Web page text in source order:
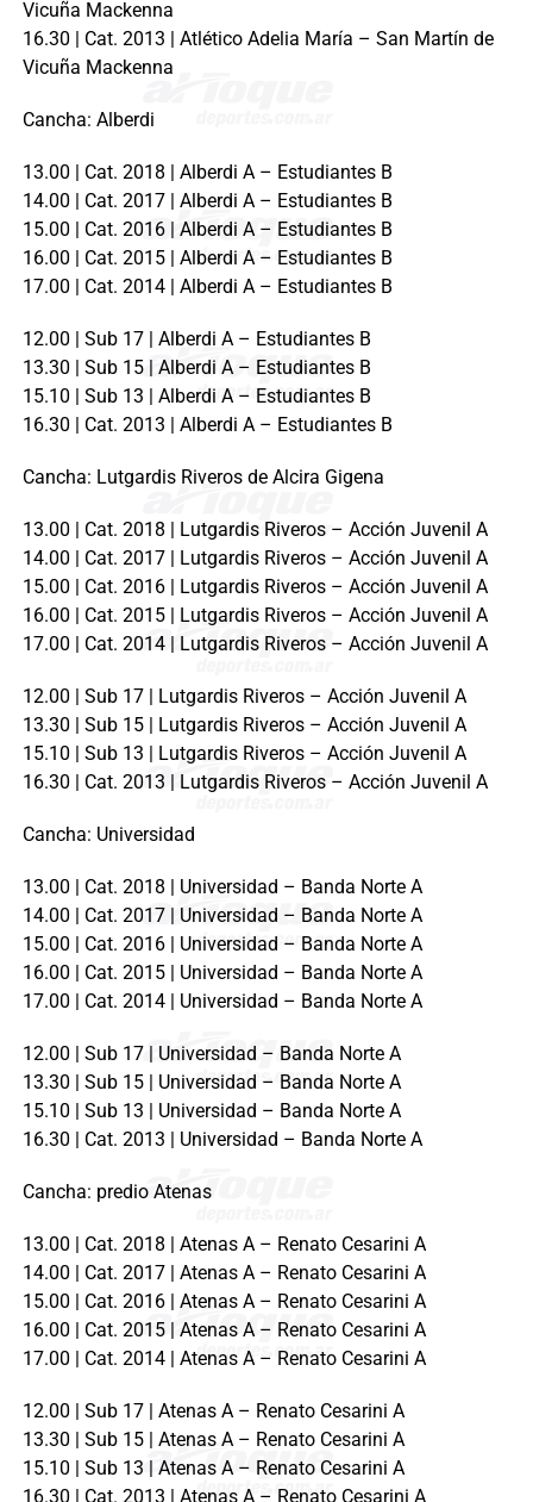
Vicuña Mackenna
16.30 | Cat. 2013 | Atlético Adelia María – San Martín de
Vicuña Mackenna
Cancha: Alberdi
13.00 | Cat. 2018 | Alberdi A – Estudiantes B
14.00 | Cat. 2017 | Alberdi A – Estudiantes B
15.00 | Cat. 2016 | Alberdi A – Estudiantes B
16.00 | Cat. 2015 | Alberdi A – Estudiantes B
17.00 | Cat. 2014 | Alberdi A – Estudiantes B
12.00 | Sub 17 | Alberdi A – Estudiantes B
13.30 | Sub 15 | Alberdi A – Estudiantes B
15.10 | Sub 13 | Alberdi A – Estudiantes B
16.30 | Cat. 2013 | Alberdi A – Estudiantes B
Cancha: Lutgardis Riveros de Alcira Gigena
13.00 | Cat. 2018 | Lutgardis Riveros – Acción Juvenil A
14.00 | Cat. 2017 | Lutgardis Riveros – Acción Juvenil A
15.00 | Cat. 2016 | Lutgardis Riveros – Acción Juvenil A
16.00 | Cat. 2015 | Lutgardis Riveros – Acción Juvenil A
17.00 | Cat. 2014 | Lutgardis Riveros – Acción Juvenil A
12.00 | Sub 17 | Lutgardis Riveros – Acción Juvenil A
13.30 | Sub 15 | Lutgardis Riveros – Acción Juvenil A
15.10 | Sub 13 | Lutgardis Riveros – Acción Juvenil A
16.30 | Cat. 2013 | Lutgardis Riveros – Acción Juvenil A
Cancha: Universidad
13.00 | Cat. 2018 | Universidad – Banda Norte A
14.00 | Cat. 2017 | Universidad – Banda Norte A
15.00 | Cat. 2016 | Universidad – Banda Norte A
16.00 | Cat. 2015 | Universidad – Banda Norte A
17.00 | Cat. 2014 | Universidad – Banda Norte A
12.00 | Sub 17 | Universidad – Banda Norte A
13.30 | Sub 15 | Universidad – Banda Norte A
15.10 | Sub 13 | Universidad – Banda Norte A
16.30 | Cat. 2013 | Universidad – Banda Norte A
Cancha: predio Atenas
13.00 | Cat. 2018 | Atenas A – Renato Cesarini A
14.00 | Cat. 2017 | Atenas A – Renato Cesarini A
15.00 | Cat. 2016 | Atenas A – Renato Cesarini A
16.00 | Cat. 2015 | Atenas A – Renato Cesarini A
17.00 | Cat. 2014 | Atenas A – Renato Cesarini A
12.00 | Sub 17 | Atenas A – Renato Cesarini A
13.30 | Sub 15 | Atenas A – Renato Cesarini A
15.10 | Sub 13 | Atenas A – Renato Cesarini A
16.30 | Cat. 2013 | Atenas A – Renato Cesarini A